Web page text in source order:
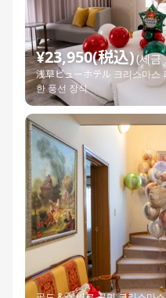
¥23,950(税込)(세금
浅草ビューホテル 크리스마스
한 풍선 장식